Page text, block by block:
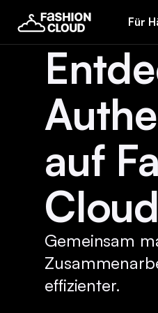
Für
auf
Gemeinsam
effizienter.